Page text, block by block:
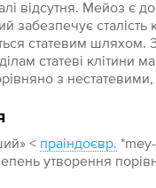
відсутня. Мейоз є
забезпечує сталість
статевим шляхом.
статеві клітини
з
< праіндоєвр.
утворення